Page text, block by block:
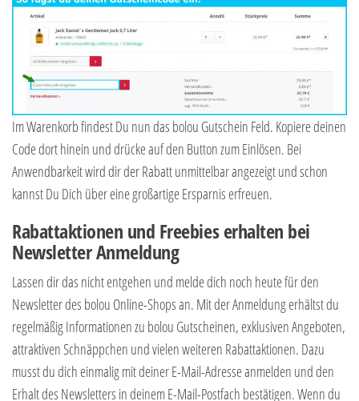
Im Warenkorb findest Du nun das bolou Gutschein Feld. Kopiere deinen
Code dort hinein und drücke auf den Button zum Einlösen. Bei
Anwendbarkeit wird dir der Rabatt unmittelbar angezeigt und schon
kannst Du Dich über eine großartige Ersparnis erfreuen.
Rabattaktionen und Freebies erhalten bei
Newsletter Anmeldung
Lassen dir das nicht entgehen und melde dich noch heute für den
Newsletter des bolou Online-Shops an. Mit der Anmeldung erhältst du
regelmäßig Informationen zu bolou Gutscheinen, exklusiven Angeboten,
attraktiven Schnäppchen und vielen weiteren Rabattaktionen. Dazu
musst du dich einmalig mit deiner E-Mail-Adresse anmelden und den
Erhalt des Newsletters in deinem E-Mail-Postfach bestätigen. Wenn du